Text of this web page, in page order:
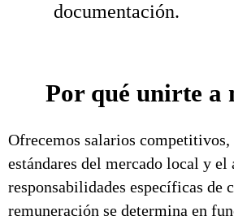
documentación.
Por qué unirte a
Ofrecemos salarios competitivos,
estándares del mercado local y el
responsabilidades específicas de
remuneración se determina en